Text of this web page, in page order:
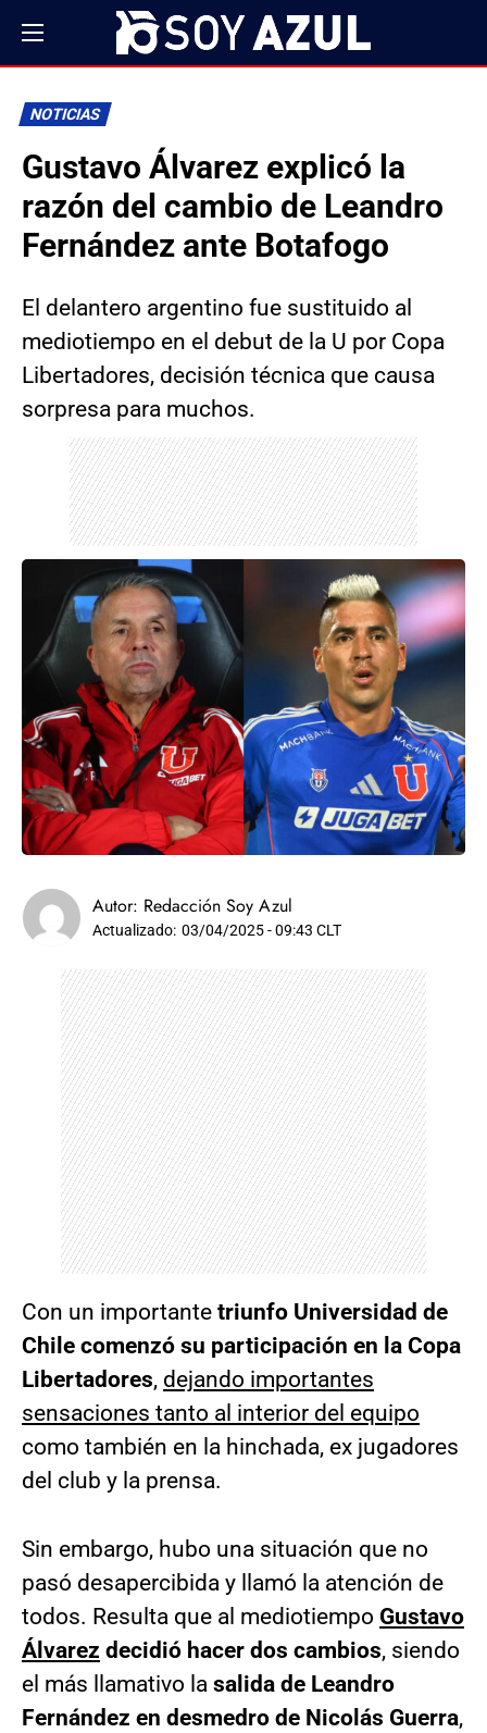
NOTICIAS
Gustavo Álvarez explicó la
razón del cambio de Leandro
Fernández ante Botafogo
El delantero argentino fue sustituido al
mediotiempo en el debut de la U por Copa
Libertadores, decisión técnica que causa
sorpresa para muchos.
Autor: Redacción Soy Azul
Actualizado: 03/04/2025 - 09:43 CLT
Con un importante triunfo Universidad de
Chile comenzó su participación en la Copa
Libertadores, dejando importantes
sensaciones tanto al interior del equipo
como también en la hinchada, ex jugadores
del club y la prensa.
Sin embargo, hubo una situación que no
pasó desapercibida y llamó la atención de
todos. Resulta que al mediotiempo Gustavo
Álvarez decidió hacer dos cambios, siendo
el más llamativo la salida de Leandro
Fernández en desmedro de Nicolás Guerra,